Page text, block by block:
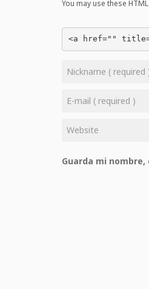
You may use these
<a href=""
Guarda mi